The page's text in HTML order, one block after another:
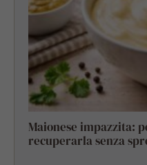
Maionese impazzita:
recuperarla senza